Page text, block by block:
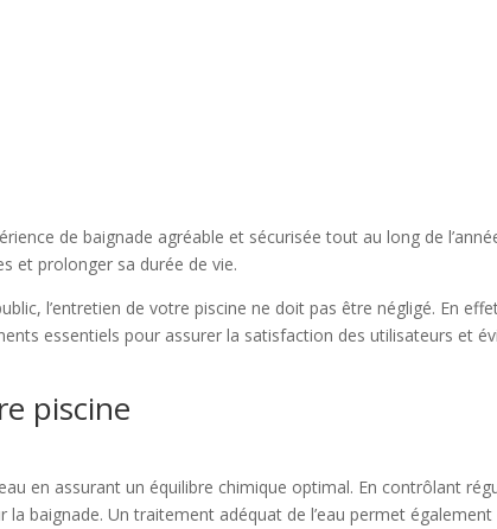
de baignade agréable et sécurisée tout au long de
et prolonger sa durée de vie.
l’entretien de votre piscine ne doit pas être négligé. En
essentiels pour assurer la satisfaction des utilisateurs et
piscine
en assurant un équilibre chimique optimal. En contrôlant
baignade. Un traitement adéquat de l’eau permet également